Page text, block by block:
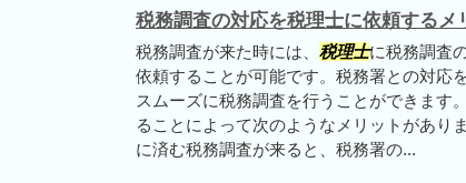
税務調査の対応を税理士に依頼するメ
税務調査が来た時には、 税理士に税務調査
依頼することが可能です。税務署との対応
スムーズに税務調査を行うことができます
ることによって次のようなメリットがあり
に済む税務調査が来ると、税務署の...